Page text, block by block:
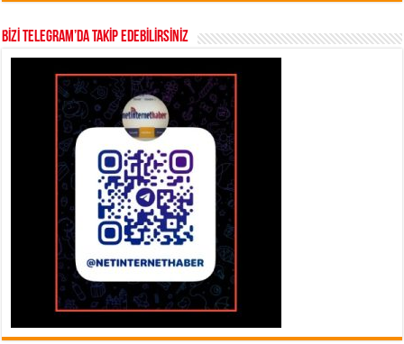
BİZİ TELEGRAM’DA TAKİP EDEBİLİRSİNİZ